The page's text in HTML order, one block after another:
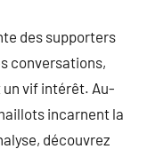
des supporters
conversations,
vif intérêt. Au-
incarnent la
découvrez